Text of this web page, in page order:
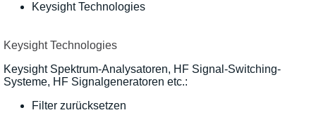
Keysight Technologies
Keysight Technologies
Keysight Spektrum-Analysatoren, HF Signal-Switching-
Systeme, HF Signalgeneratoren etc.:
Filter zurücksetzen